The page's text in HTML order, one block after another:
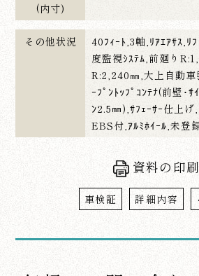
(内寸)
その他状況
40ﾌｨｰﾄ,3軸,ﾘｱｴｱｻｽ,ﾘ
度監視ｼｽﾃﾑ,前廻り
R:2,240㎜,大上自動車
ｰﾌﾟﾝﾄｯﾌﾟｺﾝﾃﾅ(前壁･ｻ
ﾝ2.5㎜),ｻﾌｪｰｻｰ仕上
EBS付,ｱﾙﾐﾎｲｰﾙ,未登
資料の印刷
車検証 詳細内容